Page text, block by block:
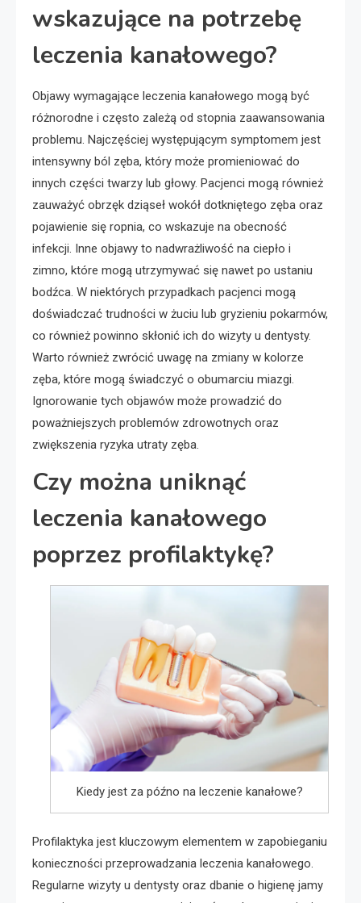
wskazujące na potrzebę
leczenia kanałowego?
Objawy wymagające leczenia kanałowego mogą być
różnorodne i często zależą od stopnia zaawansowania
problemu. Najczęściej występującym symptomem jest
intensywny ból zęba, który może promieniować do
innych części twarzy lub głowy. Pacjenci mogą również
zauważyć obrzęk dziąseł wokół dotkniętego zęba oraz
pojawienie się ropnia, co wskazuje na obecność
infekcji. Inne objawy to nadwrażliwość na ciepło i
zimno, które mogą utrzymywać się nawet po ustaniu
bodźca. W niektórych przypadkach pacjenci mogą
doświadczać trudności w żuciu lub gryzieniu pokarmów,
co również powinno skłonić ich do wizyty u dentysty.
Warto również zwrócić uwagę na zmiany w kolorze
zęba, które mogą świadczyć o obumarciu miazgi.
Ignorowanie tych objawów może prowadzić do
poważniejszych problemów zdrowotnych oraz
zwiększenia ryzyka utraty zęba.
Czy można uniknąć
leczenia kanałowego
poprzez profilaktykę?
Kiedy jest za późno na leczenie kanałowe?
Profilaktyka jest kluczowym elementem w zapobieganiu
konieczności przeprowadzania leczenia kanałowego.
Regularne wizyty u dentysty oraz dbanie o higienę jamy